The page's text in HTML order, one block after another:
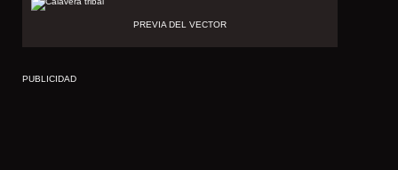
PREVIA DEL VECTOR
PUBLICIDAD